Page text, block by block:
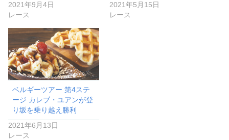
2021年9月4日
レース
2021年5月15日
レース
ベルギーツアー 第4ステ
ージ カレブ・ユアンが登
り坂を乗り越え勝利
2021年6月13日
レース